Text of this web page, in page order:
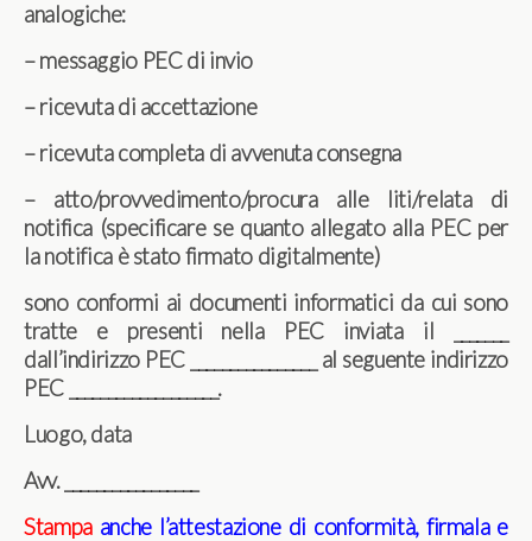
analogiche:
– messaggio PEC di invio
– ricevuta di accettazione
– ricevuta completa di avvenuta consegna
– atto/provvedimento/procura alle liti/relata di
notifica (specificare se quanto allegato alla PEC per
la notifica è stato firmato digitalmente)
sono conformi ai documenti informatici da cui sono
tratte e presenti nella PEC inviata il _______
dall’indirizzo PEC ________________ al seguente indirizzo
PEC ___________________.
Luogo, data
Avv. _________________
Stampa anche l’attestazione di conformità, firmala e